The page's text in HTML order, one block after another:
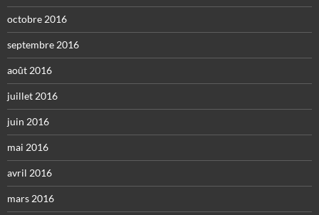
octobre 2016
septembre 2016
août 2016
juillet 2016
juin 2016
mai 2016
avril 2016
mars 2016